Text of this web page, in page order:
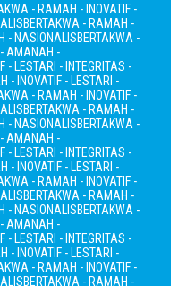
- RAMAH - INOVATIF -
BERTAKWA - RAMAH -
- NASIONALISBERTAKWA -
- AMANAH -
- LESTARI - INTEGRITAS -
- INOVATIF - LESTARI -
- RAMAH - INOVATIF -
BERTAKWA - RAMAH -
- NASIONALISBERTAKWA -
- AMANAH -
- LESTARI - INTEGRITAS -
- INOVATIF - LESTARI -
- RAMAH - INOVATIF -
BERTAKWA - RAMAH -
- NASIONALISBERTAKWA -
- AMANAH -
- LESTARI - INTEGRITAS -
- INOVATIF - LESTARI -
- RAMAH - INOVATIF -
BERTAKWA - RAMAH -